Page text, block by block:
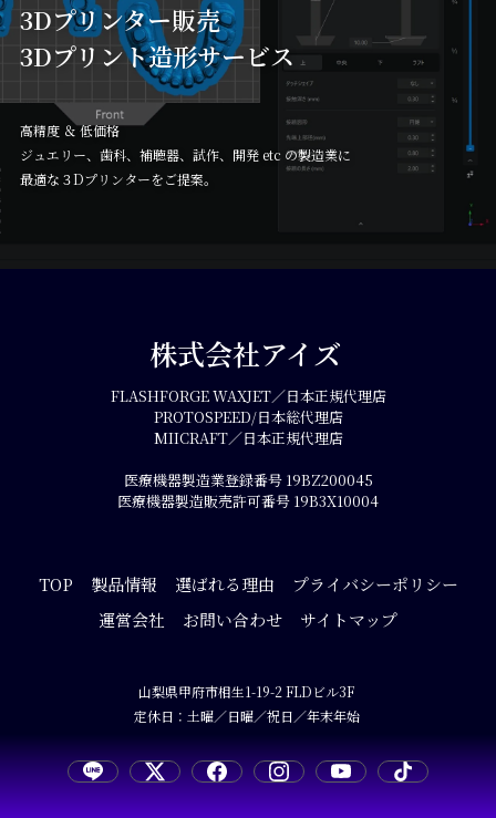
3Dプリンター販売
3Dプリント造形サービス
高精度 ＆ 低価格
ジュエリー、歯科、補聴器、試作、開発 etc の製造業に
最適な３Dプリンターをご提案。
株式会社アイズ
FLASHFORGE WAXJET／日本正規代理店
PROTOSPEED/日本総代理店
MIICRAFT／日本正規代理店
医療機器製造業登録番号 19BZ200045
医療機器製造販売許可番号 19B3X10004
TOP 製品情報 選ばれる理由
プライバシーポリシー
運営会社
お問い合わせ サイトマップ
山梨県甲府市相生1-19-2 FLDビル3F
定休日：土曜／日曜／祝日／年末年始